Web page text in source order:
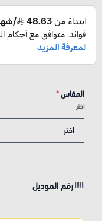
المقاس*
اختر
رقم الموديل